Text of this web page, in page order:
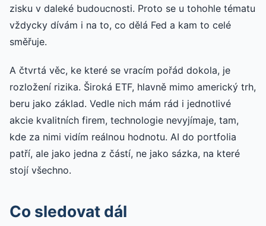
zisku v daleké budoucnosti. Proto se u tohohle tématu
vždycky dívám i na to, co dělá Fed a kam to celé
směřuje.
A čtvrtá věc, ke které se vracím pořád dokola, je
rozložení rizika. Široká ETF, hlavně mimo americký trh,
beru jako základ. Vedle nich mám rád i jednotlivé
akcie kvalitních firem, technologie nevyjímaje, tam,
kde za nimi vidím reálnou hodnotu. AI do portfolia
patří, ale jako jedna z částí, ne jako sázka, na které
stojí všechno.
Co sledovat dál